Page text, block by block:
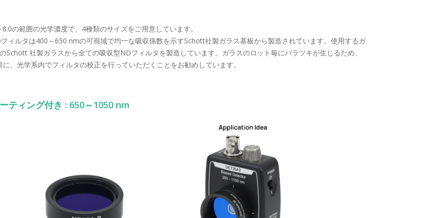
の範囲の光学濃度で、4種類のサイズをご用意しています。
ィルタは400～650 nmの可視域で均一な吸収係数を示すSchott社製ガラス基板から製造されています。使用するガ
Schott 社製ガラスから全ての吸収型NDフィルタを製造しています。ガラスのロット毎にバラツキが生じるため、
、光学系内でフィルタの校正を行っていただくことをお勧めしています。
ティング付き : 650～1050 nm